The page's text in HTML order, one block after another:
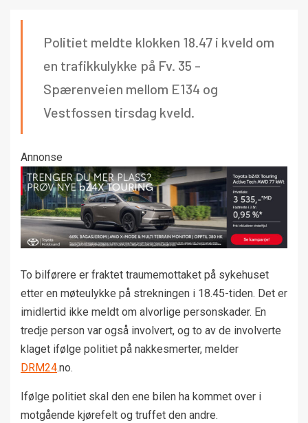
Politiet meldte klokken 18.47 i kveld om
en trafikkulykke på Fv. 35 -
Spærenveien mellom E134 og
Vestfossen tirsdag kveld.
Annonse
To bilførere er fraktet traumemottaket på sykehuset
etter en møteulykke på strekningen i 18.45-tiden. Det er
imidlertid ikke meldt om alvorlige personskader. En
tredje person var også involvert, og to av de involverte
klaget ifølge politiet på nakkesmerter, melder
DRM24.no.
Ifølge politiet skal den ene bilen ha kommet over i
motgående kjørefelt og truffet den andre.